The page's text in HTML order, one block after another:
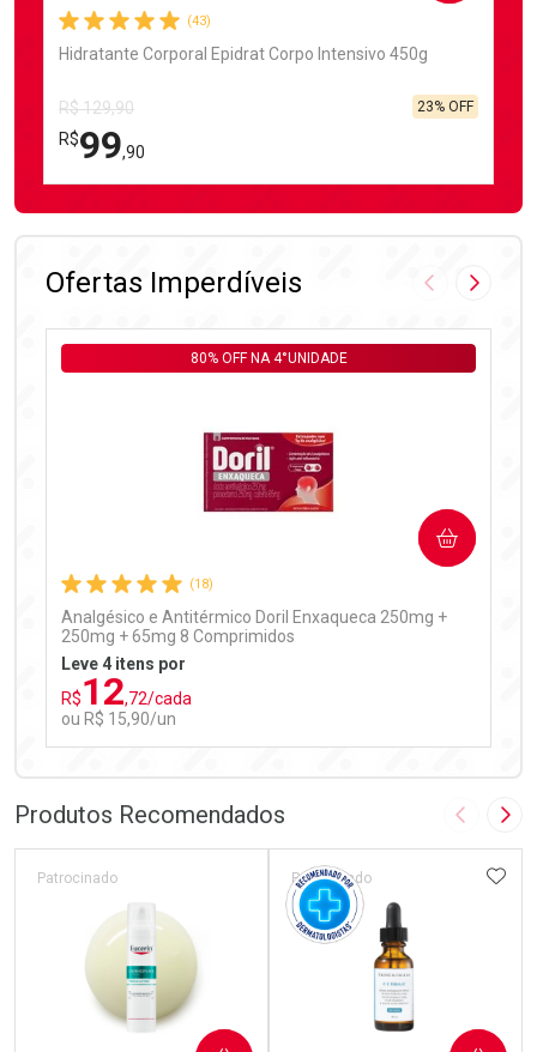
(43)
Hidratante Corporal Epidrat Corpo Intensivo 450g
R$ 129,90
R$99,90
23% OFF
FECHAR
FECHAR
Ofertas Imperdíveis Imagem
(18)
Analgésico e Antitérmico Doril Enxaqueca 250mg +
250mg + 65mg 8 Comprimidos
80% OFF NA 4°UNIDADE
Leve 4 itens por
R$12,72/cada
ou R$ 15,90/un
COMPRAR
Laboratório
Ativar Desconto
Por Menos
Produtos Recomendados Imagem
Patrocinado Patrocinado